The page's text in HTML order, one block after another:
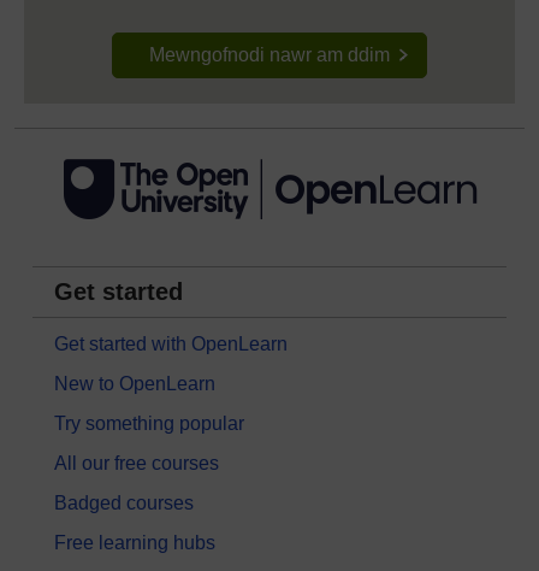
Mewngofnodi nawr am ddim
Get started
Get started with OpenLearn
New to OpenLearn
Try something popular
All our free courses
Badged courses
Free learning hubs